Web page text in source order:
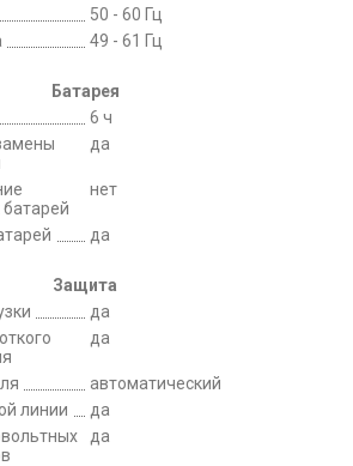
50 - 60 Гц
49 - 61 Гц
Батарея
6 ч
да
нет
да
Защита
да
да
автоматический
линии
да
да